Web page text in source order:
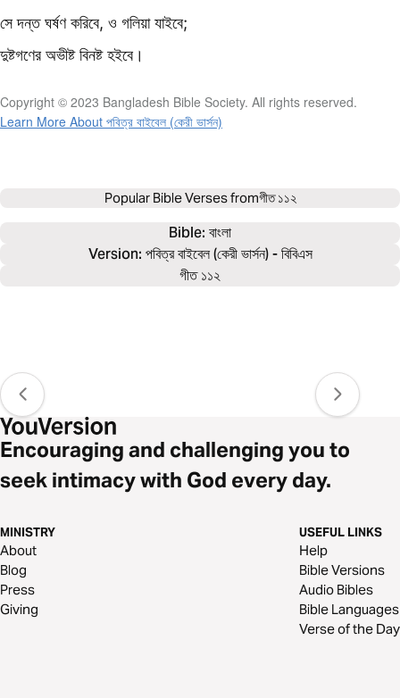
সে দন্ত ঘর্ষণ করিবে, ও গলিয়া যাইবে;
দুষ্টগণের অভীষ্ট বিনষ্ট হইবে।
Copyright © 2023 Bangladesh Bible Society. All rights reserved.
Learn More About পবিত্র বাইবেল (কেরী ভার্সন)
Popular Bible Verses fromগীত ১১২
Bible: বাংলা
Version: পবিত্র বাইবেল (কেরী ভার্সন) - বিবিএস
গীত ১১২
Encouraging and challenging you to
seek intimacy with God every day.
MINISTRY
About
Blog
Press
Giving
USEFUL LINKS
Help
Bible Versions
Audio Bibles
Bible Languages
Verse of the Day